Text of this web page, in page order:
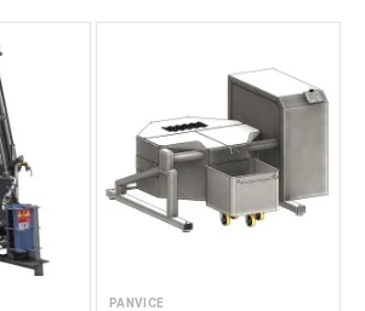
PANVICE